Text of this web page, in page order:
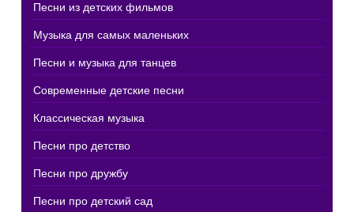
Песни из детских фильмов
Музыка для самых маленьких
Песни и музыка для танцев
Современные детские песни
Классическая музыка
Песни про детство
Песни про дружбу
Песни про детский сад